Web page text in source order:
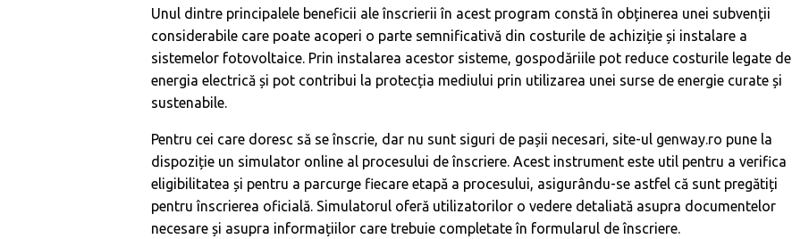
Unul dintre principalele beneficii ale înscrierii în acest program constă în obținerea unei subvenții
considerabile care poate acoperi o parte semnificativă din costurile de achiziție și instalare a
sistemelor fotovoltaice. Prin instalarea acestor sisteme, gospodăriile pot reduce costurile legate de
energia electrică și pot contribui la protecția mediului prin utilizarea unei surse de energie curate și
sustenabile.
Pentru cei care doresc să se înscrie, dar nu sunt siguri de pașii necesari, site-ul genway.ro pune la
dispoziție un simulator online al procesului de înscriere. Acest instrument este util pentru a verifica
eligibilitatea și pentru a parcurge fiecare etapă a procesului, asigurându-se astfel că sunt pregătiți
pentru înscrierea oficială. Simulatorul oferă utilizatorilor o vedere detaliată asupra documentelor
necesare și asupra informațiilor care trebuie completate în formularul de înscriere.